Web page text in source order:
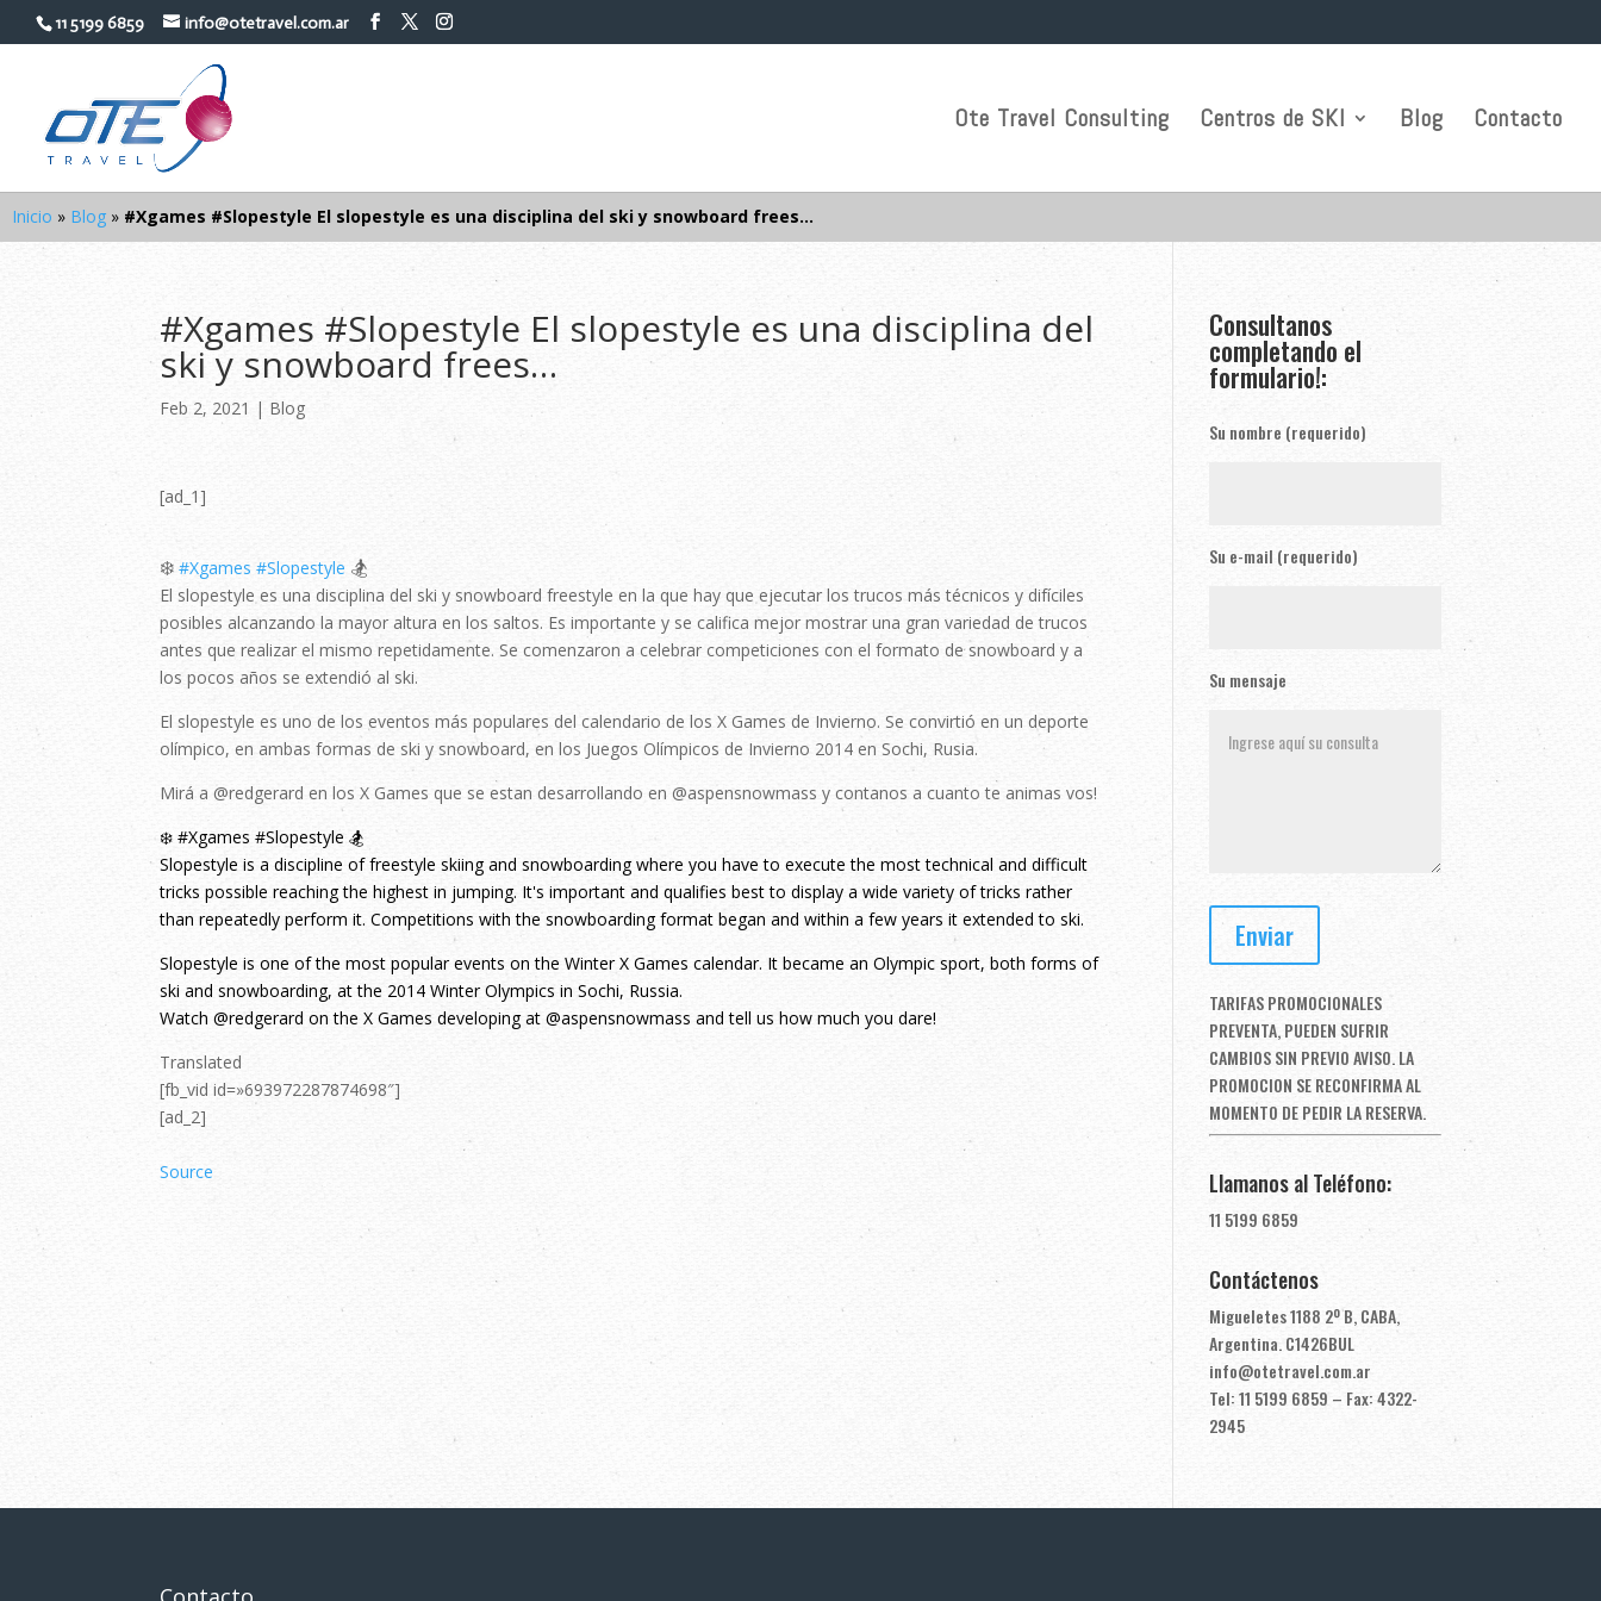
11 5199 6859 info@otetravel.com.ar
Ote Travel Consulting Centros de SKI Blog Contacto
Inicio » Blog » #Xgames #Slopestyle El slopestyle es una disciplina del ski y snowboard frees…
#Xgames #Slopestyle El slopestyle es una disciplina del
ski y snowboard frees…
Feb 2, 2021 | Blog
[ad_1]
❄️ #Xgames #Slopestyle 🏂
El slopestyle es una disciplina del ski y snowboard freestyle en la que hay que ejecutar los trucos más técnicos y difíciles
posibles alcanzando la mayor altura en los saltos. Es importante y se califica mejor mostrar una gran variedad de trucos
antes que realizar el mismo repetidamente. Se comenzaron a celebrar competiciones con el formato de snowboard y a
los pocos años se extendió al ski.
El slopestyle es uno de los eventos más populares del calendario de los X Games de Invierno. Se convirtió en un deporte
olímpico, en ambas formas de ski y snowboard, en los Juegos Olímpicos de Invierno 2014 en Sochi, Rusia.
Mirá a @redgerard en los X Games que se estan desarrollando en @aspensnowmass y contanos a cuanto te animas vos!
❄️ #Xgames #Slopestyle 🏂
Slopestyle is a discipline of freestyle skiing and snowboarding where you have to execute the most technical and difficult
tricks possible reaching the highest in jumping. It's important and qualifies best to display a wide variety of tricks rather
than repeatedly perform it. Competitions with the snowboarding format began and within a few years it extended to ski.
Slopestyle is one of the most popular events on the Winter X Games calendar. It became an Olympic sport, both forms of
ski and snowboarding, at the 2014 Winter Olympics in Sochi, Russia.
Watch @redgerard on the X Games developing at @aspensnowmass and tell us how much you dare!
Translated
[fb_vid id=»693972287874698″]
[ad_2]
Source
Consultanos
completando el
formulario!:
Su nombre (requerido)
Su e-mail (requerido)
Su mensaje
TARIFAS PROMOCIONALES
PREVENTA, PUEDEN SUFRIR
CAMBIOS SIN PREVIO AVISO. LA
PROMOCION SE RECONFIRMA AL
MOMENTO DE PEDIR LA RESERVA.
Llamanos al Teléfono:
11 5199 6859
Contáctenos
Migueletes 1188 2º B, CABA,
Argentina. C1426BUL
info@otetravel.com.ar
Tel: 11 5199 6859 – Fax: 4322-
2945